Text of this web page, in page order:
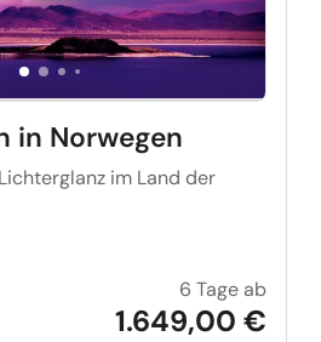
in Norwegen
im Land der
6 Tage ab
1.649,00 €